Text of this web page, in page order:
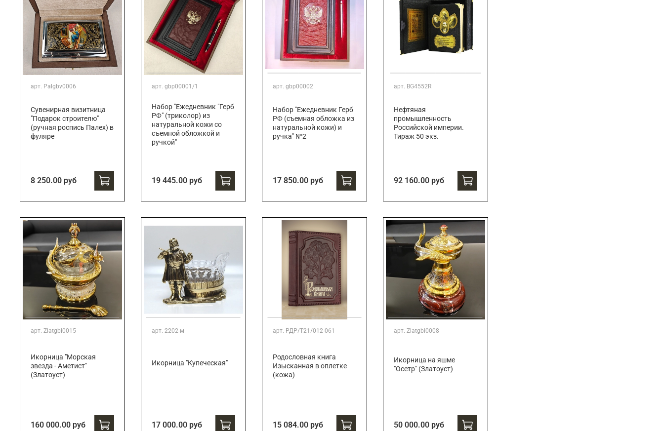
арт. Palgbv0006
Сувенирная визитница
"Подарок строителю"
(ручная роспись Палех) в
фуляре
8 250.00 руб
арт. gbp00001/1
Набор "Ежедневник "Герб
РФ" (триколор) из
натуральной кожи со
съемной обложкой и
ручкой"
19 445.00 руб
арт. gbp00002
Набор "Ежедневник Герб
РФ (съемная обложка из
натуральной кожи) и
ручка" №2
17 850.00 руб
арт. BG4552R
Нефтяная
промышленность
Российской империи.
Тираж 50 экз.
92 160.00 руб
арт. Zlatgbi0015
Икорница "Морская
звезда - Аметист"
(Златоуст)
160 000.00 руб
арт. 2202-м
Икорница "Купеческая"
17 000.00 руб
арт. РДР/Т21/012-061
Родословная книга
Изысканная в оплетке
(кожа)
15 084.00 руб
арт. Zlatgbi0008
Икорница на яшме
"Осетр" (Златоуст)
50 000.00 руб